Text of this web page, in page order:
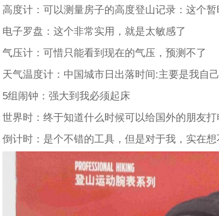
高度计：可以测量房子的高度登山记录：这个暂
电子罗盘：这个非常实用，就是太敏感了
气压计：可惜只能看到现在的气压，预测不了
天气温度计：中国城市日出落时间:主要是我自
5组闹钟：强大到我必须起床
世界时：终于知道什么时候可以给国外的朋友打
倒计时：是个不错的工具，但是对于我，实在想